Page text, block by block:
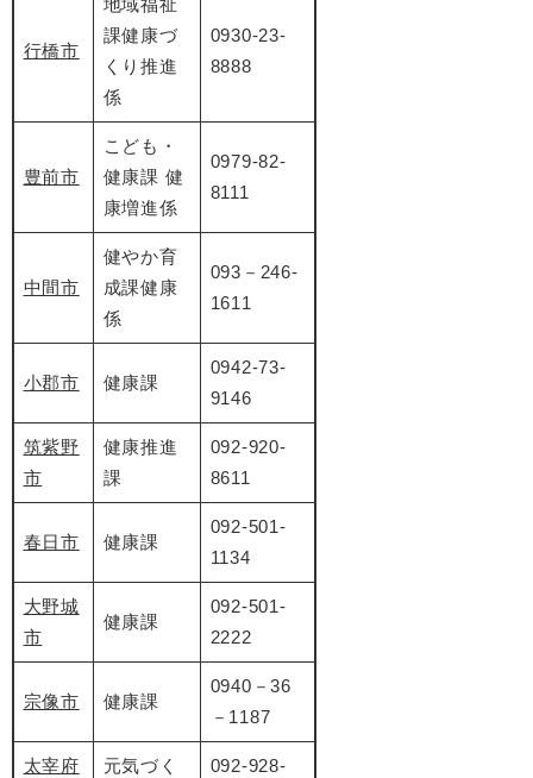
行橋市
地域福祉
課健康づ
くり推進
係
​0930-23-
8888
豊前市
​こども・
健康課 健
康増進係
0979-82-
8111
中間市
​健やか育
成課健康
係
093－246-
1611
小郡市 健康課
​0942-73-
9146
筑紫野
市
健康推進
課
092-920-
8611
春日市 健康課
092-501-
1134
大野城
市
健康課
092-501-
2222
宗像市 健康課
0940－36
－1187
太宰府
元気づく
092-928-